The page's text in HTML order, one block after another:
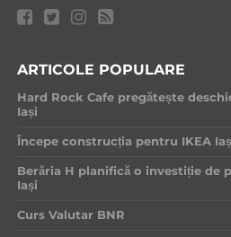
ARTICOLE POPULARE
Hard Rock Cafe pregătește
Iași
Începe construcția pentru IKEA
Berăria H planifică o investiție de
Iași
Curs Valutar BNR